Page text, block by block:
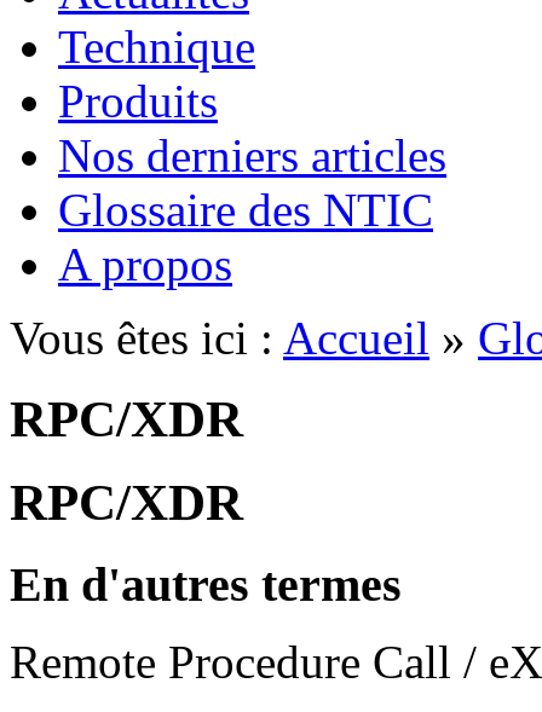
Technique
Produits
Nos derniers articles
Glossaire des NTIC
A propos
Vous êtes ici : Accueil »
RPC/XDR
RPC/XDR
En d'autres termes
Remote Procedure Call /